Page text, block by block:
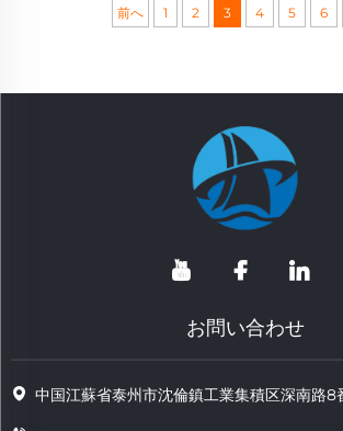
前へ 1 2 3 4 5 6
お問い合わせ
中国江蘇省泰州市沈倫鎮工業集積区深南路8